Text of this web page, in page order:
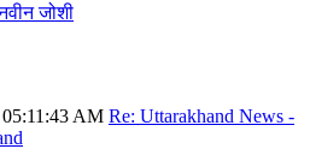
जोशी
AM Re: Uttarakhand News -